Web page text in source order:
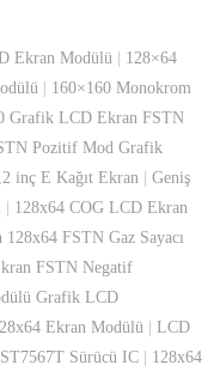
Ekran Modülü | 128×64
| 160×160 Monokrom
Grafik LCD Ekran FSTN
Pozitif Mod Grafik
inç E Kağıt Ekran | Geniş
| 128x64 COG LCD Ekran
FSTN Gaz Sayacı
FSTN Negatif
Grafik LCD
Ekran Modülü | LCD
Sürücü IC | 128x64